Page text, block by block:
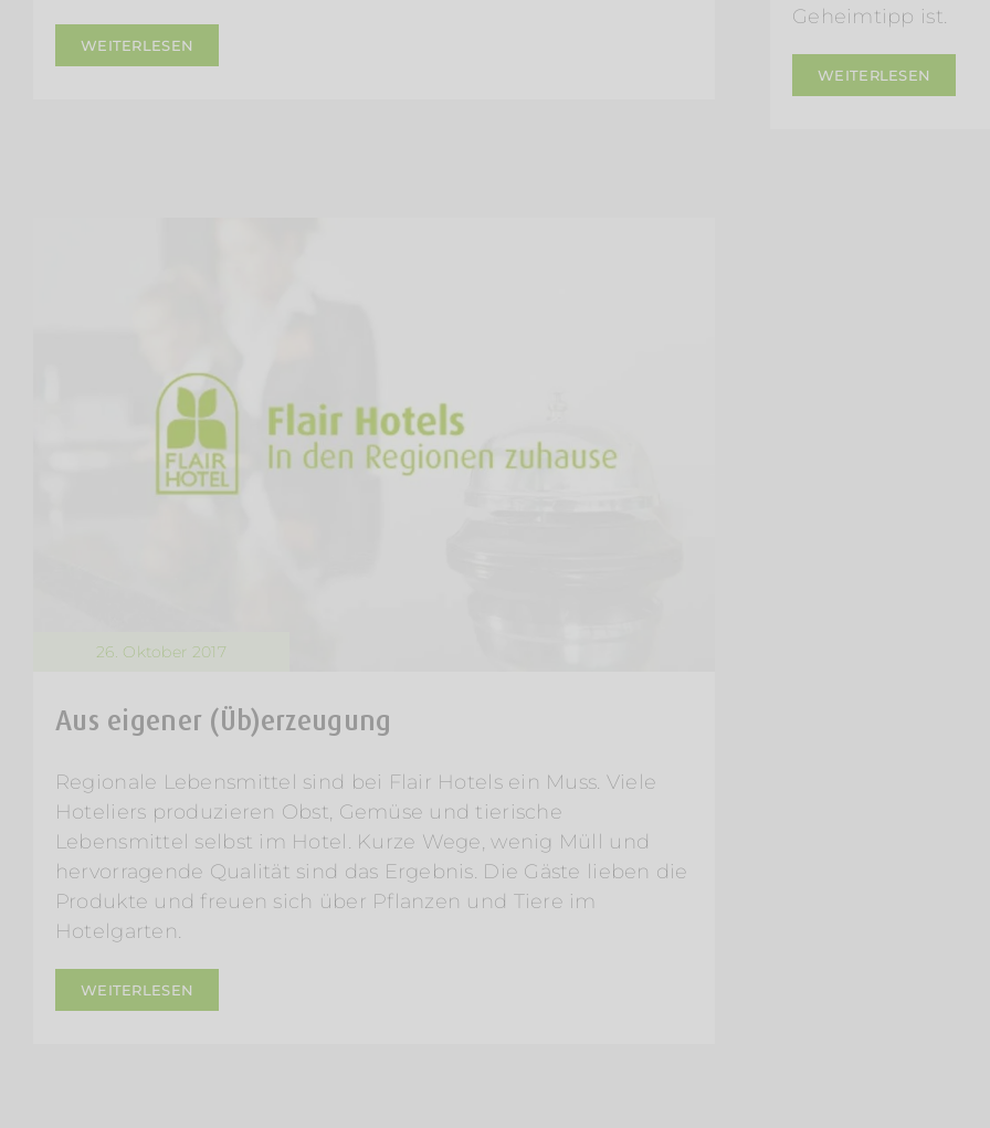
WEITERLESEN
Geheimtipp ist.
WEITERLESEN
26. Oktober 2017
Aus eigener (Üb)erzeugung
Regionale Lebensmittel sind bei Flair Hotels ein Muss. Viele
Hoteliers produzieren Obst, Gemüse und tierische
Lebensmittel selbst im Hotel. Kurze Wege, wenig Müll und
hervorragende Qualität sind das Ergebnis. Die Gäste lieben die
Produkte und freuen sich über Pflanzen und Tiere im
Hotelgarten.
WEITERLESEN